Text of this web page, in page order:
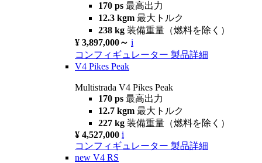
170 ps 最高出力
12.3 kgm 最大トルク
238 kg 装備重量（燃料を除く）
¥ 3,897,000～ i
コンフィギュレーター 製品詳細
V4 Pikes Peak
Multistrada V4 Pikes Peak
170 ps 最高出力
12.7 kgm 最大トルク
227 kg 装備重量（燃料を除く）
¥ 4,527,000 i
コンフィギュレーター 製品詳細
new V4 RS